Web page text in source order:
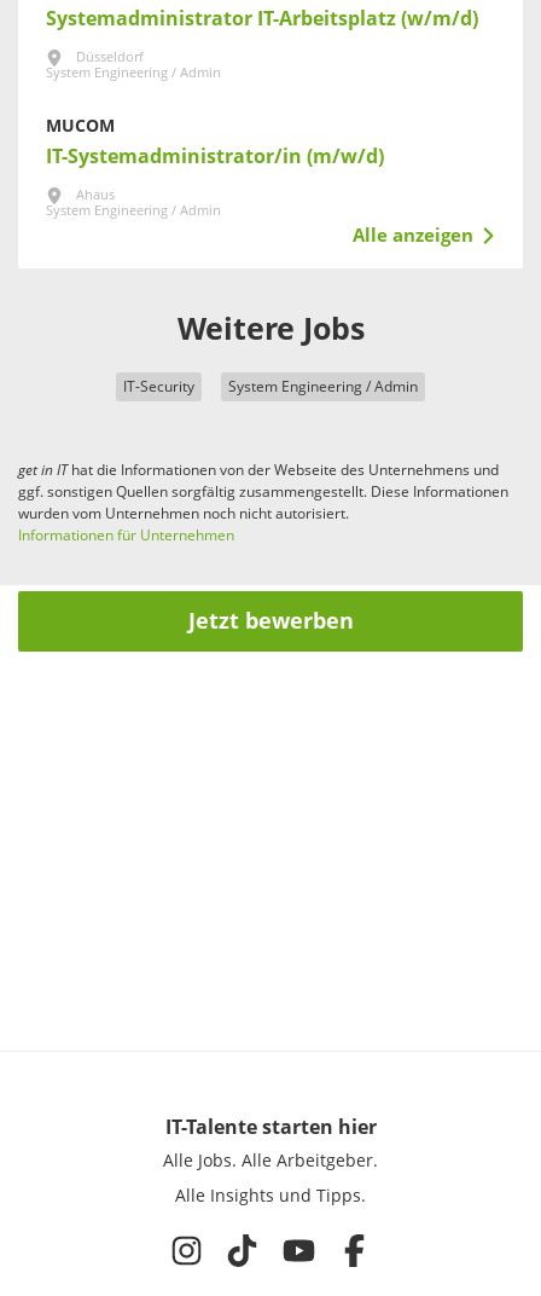
Systemadministrator IT-Arbeitsplatz (w/m/d)
Düsseldorf
System Engineering / Admin
MUCOM
IT-Systemadministrator/in (m/w/d)
Ahaus
System Engineering / Admin
Alle anzeigen
Weitere Jobs
IT-Security System Engineering / Admin
get in IThat die Informationen von der Webseite des Unternehmens und
ggf. sonstigen Quellen sorgfältig zusammengestellt. Diese Informationen
wurden vom Unternehmen noch nicht autorisiert.
Informationen für Unternehmen
Jetzt bewerben
IT-Talentestarten hier
Alle Jobs. Alle Arbeitgeber.
Alle Insights und Tipps.